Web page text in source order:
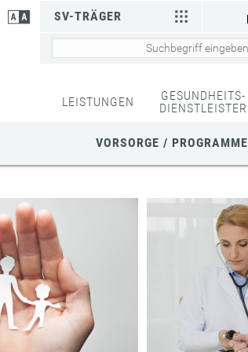
SV-TRÄGER
LEISTUNGEN
GESUNDHEITS-
DIENSTLEISTER
VORSORGE / PROGRAMME